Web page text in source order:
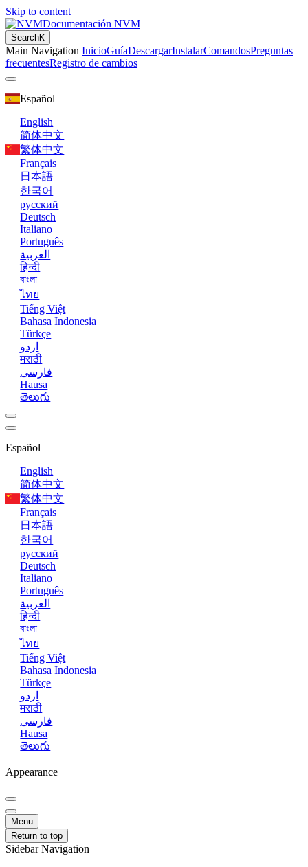
Skip to content
Documentación NVM
SearchK
Main Navigation InicioGuíaDescargarInstalarComandosPreguntas
frecuentesRegistro de cambios
Español
English
简体中文
繁体中文
Français
日本語
한국어
русский
Deutsch
Italiano
Português
العربية
हिन्दी
বাংলা
ไทย
Tiếng Việt
Bahasa Indonesia
Türkçe
اردو
मराठी
فارسی
Hausa
తెలుగు
Español
English
简体中文
繁体中文
Français
日本語
한국어
русский
Deutsch
Italiano
Português
العربية
हिन्दी
বাংলা
ไทย
Tiếng Việt
Bahasa Indonesia
Türkçe
اردو
मराठी
فارسی
Hausa
తెలుగు
Appearance
Menu
Return to top
Sidebar Navigation